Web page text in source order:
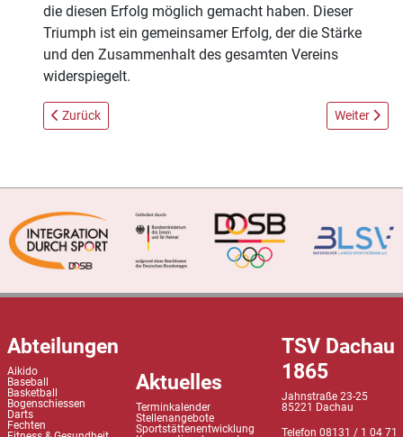
die diesen Erfolg möglich gemacht haben. Dieser
Triumph ist ein gemeinsamer Erfolg, der die Stärke
und den Zusammenhalt des gesamten Vereins
widerspiegelt.
Vorheriger Beitrag: LAUF10! startet wieder am Montag den 28.
Zurück Nächster
Weiter
Abteilungen
Aikido
Baseball
Basketball
Bogenschiessen
Darts
Fechten
Aktuelles
Terminkalender
Stellenangebote
Sportstättenentwicklung
TSV Dachau
1865
Jahnstraße 23-25
85221 Dachau
Telefon 08131 / 1 04 71